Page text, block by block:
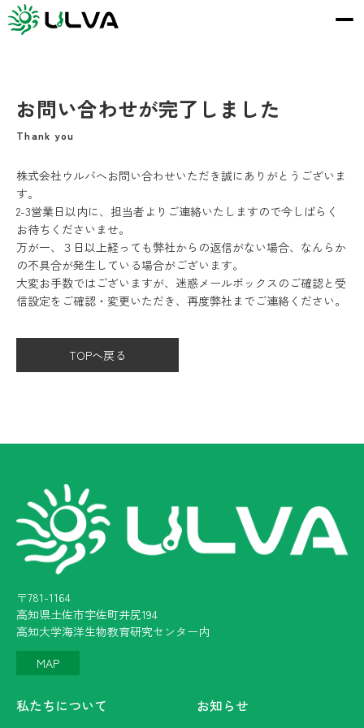
お問い合わせが完了しました
株式会社ウルバへお問い合わせいただき誠にありがとうございま
す。
2-3営業日以内に、担当者よりご連絡いたしますので今しばらく
お待ちくださいませ。
万が一、３日以上経っても弊社からの返信がない場合、なんらか
の不具合が発生している場合がございます。
大変お手数ではございますが、迷惑メールボックスのご確認と受
信設定をご確認・変更いただき、再度弊社までご連絡ください。
TOPへ戻る
〒781-1164
高知県土佐市宇佐町井尻194
高知大学海洋生物教育研究センター内
MAP
私たちについて お知らせ